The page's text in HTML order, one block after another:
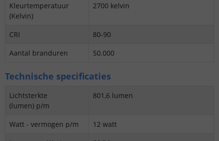
Kleurtemperatuur
(Kelvin)
2700 kelvin
CRI
80-90
Aantal branduren
50.000
Technische specificaties
Lichtsterkte
(lumen) p/m
801,6 lumen
Watt - vermogen p/m
12 watt